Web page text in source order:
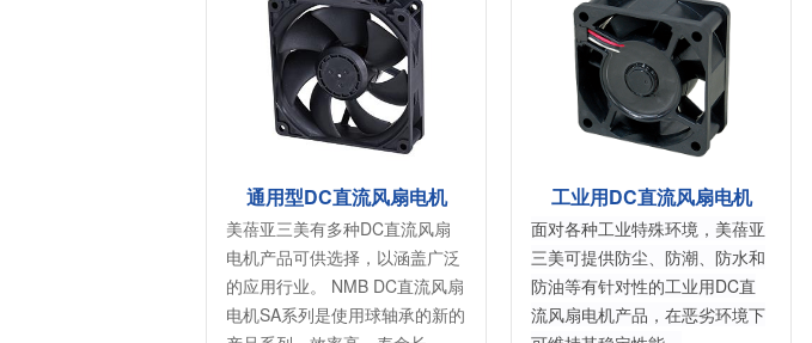
防尘的散热解决方案。杆端轴承
和球面轴承作为关键的机构零件
在高温高湿环境下仍然表现着卓
越的高可靠性和耐久性。
美蓓亚三美向医疗器械制造商、
医疗保健设备生产商提供电机、
传感器、微型滚珠轴承等零部
件，产品可应用于实验室自动
自动化、成像和许多其他医疗设
备应用中，为医疗保健设备制造
提供品质稳定、可信赖的零部
件。
美蓓亚三美的杆端轴承、球面轴
承和紧固件被大量使用于飞机、
列车等交通工具中。 美蓓亚三美
的飞机用杆端轴承和球面轴承在
造，是唯一一家能以高品质产品
满足欧洲、美洲和亚洲三个地区
航空航天产品客户高标准要求的
制造商。
风扇组件
高压鼓风机
滑动开关
开关背光板
半导体传感器
SiriusXM收音机信号 接收天线
高精度定位用 GNSS天线
媒体中心接口单元
鲨鱼鳍天线
传感装置
应变片
称重传感器
压力传感器
通用型DC直流风扇电机
美蓓亚三美有多种DC直流风扇
电机产品可供选择，以涵盖广泛
的应用行业。 NMB DC直流风扇
电机SA系列是使用球轴承的新的
工业用DC直流风扇电机
面对各种工业特殊环境，美蓓亚
三美可提供防尘、防潮、防水和
防油等有针对性的工业用DC直
流风扇电机产品，在恶劣环境下